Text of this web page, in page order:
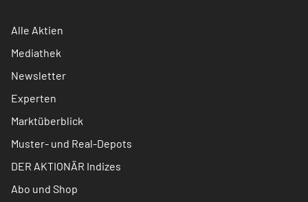
Alle Aktien
Mediathek
Newsletter
Experten
Marktüberblick
Muster- und Real-Depots
DER AKTIONÄR Indizes
Abo und Shop